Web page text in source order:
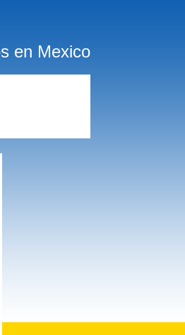
en Mexico